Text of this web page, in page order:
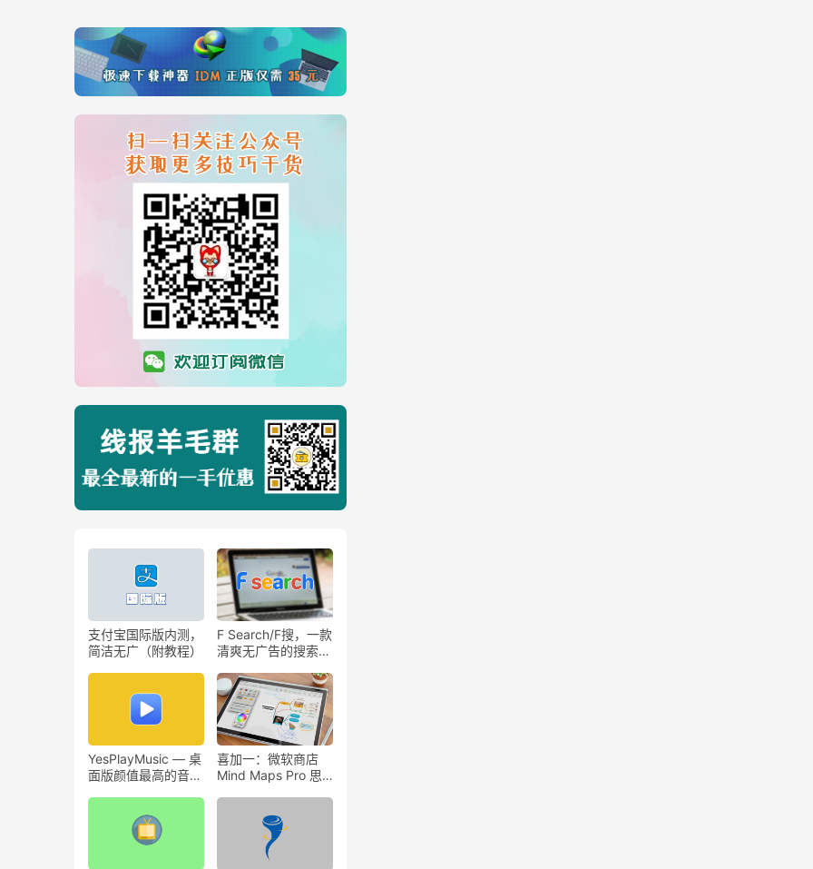
支付宝国际版内测，
简洁无广（附教程）
F Search/F搜，一款
清爽无广告的搜索引
歌搜索！
YesPlayMusic — 桌
面版颜值最高的音乐
喜加一：微软商店
Mind Maps Pro 思